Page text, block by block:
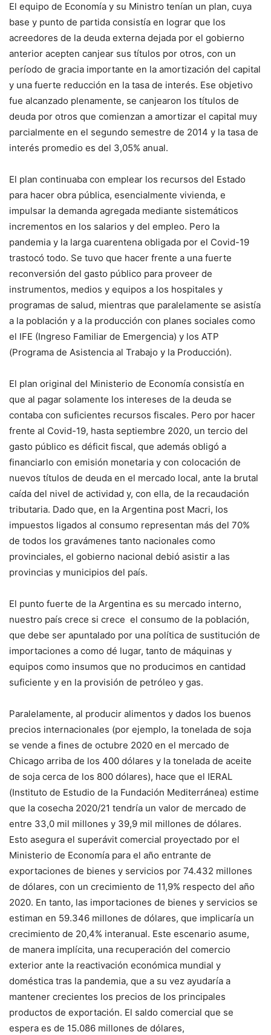
El equipo de Economía y su Ministro tenían un plan, cuya
base y punto de partida consistía en lograr que los
acreedores de la deuda externa dejada por el gobierno
anterior acepten canjear sus títulos por otros, con un
período de gracia importante en la amortización del capital
y una fuerte reducción en la tasa de interés. Ese objetivo
fue alcanzado plenamente, se canjearon los títulos de
deuda por otros que comienzan a amortizar el capital muy
parcialmente en el segundo semestre de 2014 y la tasa de
interés promedio es del 3,05% anual.
El plan continuaba con emplear los recursos del Estado
para hacer obra pública, esencialmente vivienda, e
impulsar la demanda agregada mediante sistemáticos
incrementos en los salarios y del empleo. Pero la
pandemia y la larga cuarentena obligada por el Covid-19
trastocó todo. Se tuvo que hacer frente a una fuerte
reconversión del gasto público para proveer de
instrumentos, medios y equipos a los hospitales y
programas de salud, mientras que paralelamente se asistía
a la población y a la producción con planes sociales como
el IFE (Ingreso Familiar de Emergencia) y los ATP
(Programa de Asistencia al Trabajo y la Producción).
El plan original del Ministerio de Economía consistía en
que al pagar solamente los intereses de la deuda se
contaba con suficientes recursos fiscales. Pero por hacer
frente al Covid-19, hasta septiembre 2020, un tercio del
gasto público es déficit fiscal, que además obligó a
financiarlo con emisión monetaria y con colocación de
nuevos títulos de deuda en el mercado local, ante la brutal
caída del nivel de actividad y, con ella, de la recaudación
tributaria. Dado que, en la Argentina post Macri, los
impuestos ligados al consumo representan más del 70%
de todos los gravámenes tanto nacionales como
provinciales, el gobierno nacional debió asistir a las
provincias y municipios del país.
El punto fuerte de la Argentina es su mercado interno,
nuestro país crece si crece el consumo de la población,
que debe ser apuntalado por una política de sustitución de
importaciones a como dé lugar, tanto de máquinas y
equipos como insumos que no producimos en cantidad
suficiente y en la provisión de petróleo y gas.
Paralelamente, al producir alimentos y dados los buenos
precios internacionales (por ejemplo, la tonelada de soja
se vende a fines de octubre 2020 en el mercado de
Chicago arriba de los 400 dólares y la tonelada de aceite
de soja cerca de los 800 dólares), hace que el IERAL
(Instituto de Estudio de la Fundación Mediterránea) estime
que la cosecha 2020/21 tendría un valor de mercado de
entre 33,0 mil millones y 39,9 mil millones de dólares.
Esto asegura el superávit comercial proyectado por el
Ministerio de Economía para el año entrante de
exportaciones de bienes y servicios por 74.432 millones
de dólares, con un crecimiento de 11,9% respecto del año
2020. En tanto, las importaciones de bienes y servicios se
estiman en 59.346 millones de dólares, que implicaría un
crecimiento de 20,4% interanual. Este escenario asume,
de manera implícita, una recuperación del comercio
exterior ante la reactivación económica mundial y
doméstica tras la pandemia, que a su vez ayudaría a
mantener crecientes los precios de los principales
productos de exportación. El saldo comercial que se
espera es de 15.086 millones de dólares,